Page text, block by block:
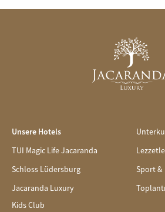
Unsere Hotels
TUI Magic Life Jacaranda
Schloss Lüdersburg
Jacaranda Luxury
Sport &
Kids Club